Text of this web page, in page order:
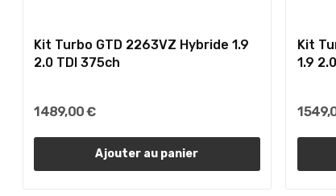
Kit Turbo GTD 2263VZ Hybride 1.9
2.0 TDI 375ch
1 489,00 €
Ajouter au panier
Kit
1.9
1